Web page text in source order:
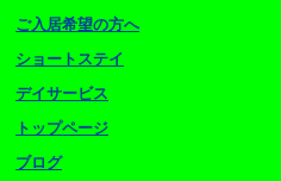
ご入居希望の方へ
ショートステイ
デイサービス
トップページ
ブログ